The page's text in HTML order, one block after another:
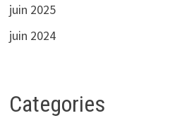
juin 2025
juin 2024
Categories